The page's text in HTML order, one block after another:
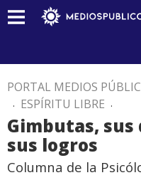
PORTAL MEDIOS
. ESPÍRITU LIBRE .
Gimbutas,
sus logros
Columna de la